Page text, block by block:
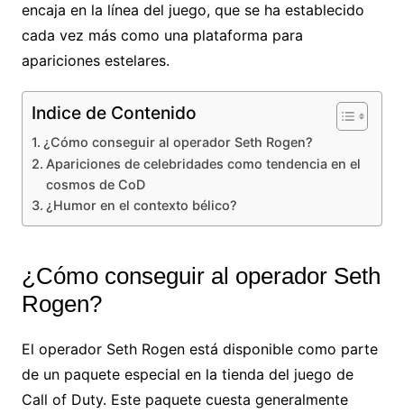
encaja en la línea del juego, que se ha establecido
cada vez más como una plataforma para
apariciones estelares.
Indice de Contenido
¿Cómo conseguir al operador Seth Rogen?
Apariciones de celebridades como tendencia en el
cosmos de CoD
¿Humor en el contexto bélico?
¿Cómo conseguir al operador Seth
Rogen?
El operador Seth Rogen está disponible como parte
de un paquete especial en la tienda del juego de
Call of Duty. Este paquete cuesta generalmente